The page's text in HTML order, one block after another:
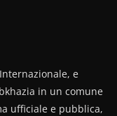
e
in un comune
ufficiale e pubblica,